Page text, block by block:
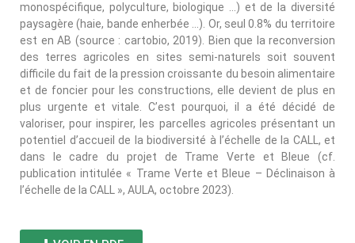
monospécifique, polyculture, biologique …) et de la diversité
paysagère (haie, bande enherbée …). Or, seul 0.8% du territoire
est en AB (source : cartobio, 2019). Bien que la reconversion
des terres agricoles en sites semi-naturels soit souvent
difficile du fait de la pression croissante du besoin alimentaire
et de foncier pour les constructions, elle devient de plus en
plus urgente et vitale. C’est pourquoi, il a été décidé de
valoriser, pour inspirer, les parcelles agricoles présentant un
potentiel d’accueil de la biodiversité à l’échelle de la CALL, et
dans le cadre du projet de Trame Verte et Bleue (cf.
publication intitulée « Trame Verte et Bleue – Déclinaison à
l’échelle de la CALL », AULA, octobre 2023).